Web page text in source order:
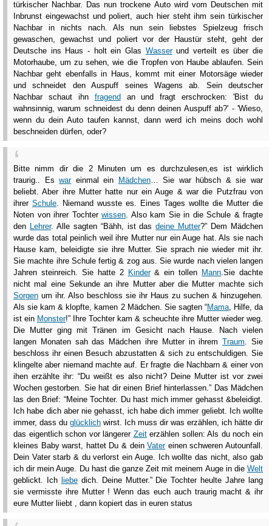
türkischer Nachbar. Das nun trockene Auto wird vom Deutschen mit
Inbrunst eingewachst und poliert, auch hier steht ihm sein türkischer
Nachbar in nichts nach. Als nun sein liebstes Spielzeug frisch
gewaschen, gewachst und poliert vor der Haustür steht, geht der
Deutsche ins Haus - holt ein Glas Wasserund verteilt es über die
Motorhaube, um zu sehen, wie die Tropfen von Haube ablaufen. Sein
Nachbar geht ebenfalls in Haus, kommt mit einer Motorsäge wieder
und schneidet den Auspuff seines Wagens ab. Sein deutscher
Nachbar schaut ihn fragendan und fragt erschrocken: 'Bist du
wahnsinnig, warum schneidest du denn deinen Auspuff ab?' - 'Wieso,
wenn du dein Auto taufen kannst, dann werd ich meins doch wohl
beschneiden dürfen, oder?
Bitte nimm dir die 2 Minuten um es durchzulesen,es ist wirklich
traurig.. Eswareinmal ein Mädchen… Sie war hübsch & sie war
beliebt. Aber ihre Mutter hatte nur ein Auge & war die Putzfrau von
ihrer Schule . Niemand wusste es. Eines Tages wollte die Mutter die
Noten von ihrer Tochter wissen . Also kam Sie in die Schule & fragte
den
Lehrer. Alle sagten “Bähh, ist dasdeine Mutter?” Dem Mädchen
wurde das total peinlich weil ihre Mutter nur ein Auge hat. Als sie nach
Hause kam, beleidigte sie ihre Mutter. Sie sprach nie wieder mit ihr.
Sie machte ihre Schule fertig & zog aus. Sie wurde nach vielen langen
Jahren steinreich. Sie hatte 2 Kinder& ein tollen Mann .Sie dachte
nicht mal eine Sekunde an ihre Mutter aber die Mutter machte sich
Sorgen um ihr. Also beschloss sie ihr Haus zu suchen & hinzugehen.
Als sie kam & klopfte, kamen 2 Mädchen. Sie sagten “Mama, Hilfe, da
ist ein Monster!” Ihre Tochter kam & scheuchte ihre Mutter wieder weg.
Die Mutter ging mit Tränen im Gesicht nach Hause. Nach vielen
langen Monaten sah das Mädchen ihre Mutter in ihremTraum . Sie
beschloss ihr einen Besuch abzustatten & sich zu entschuldigen. Sie
klingelte aber niemand machte auf. Er fragte die Nachbarn & einer von
ihen erzählte ihr: “Du weißt es also nicht? Deine Mutter ist vor zwei
Wochen gestorben. Sie hat dir einen Brief hinterlassen.” Das Mädchen
las den Brief: “Meine Tochter. Du hast mich immer gehasst &beleidigt.
Ich habe dich aber nie gehasst, ich habe dich immer geliebt. Ich wollte
immer, dass du glücklich wirst. Ich muss dir was erzählen, ich hätte dir
das eigentlich schon vor längerer Zeiterzählen sollen: Als du noch ein
kleines Baby warst, hattet Du & deinVatereinen schweren Autounfall.
Dein Vater starb & du verlorst ein Auge. Ich wollte das nicht, also gab
ich dir mein Auge. Du hast die ganze Zeit mit meinem Auge in die Welt
geblickt. Ich liebedich. Deine Mutter.” Die Tochter heulte Jahre lang
sie vermisste ihre Mutter ! Wenn das euch auch traurig macht & ihr
eure Mutter liiebt , dann kopiert das in euren status